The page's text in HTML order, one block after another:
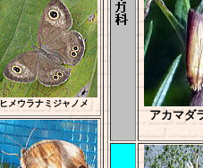
ヒメウラナミジャノメ
アカマダ